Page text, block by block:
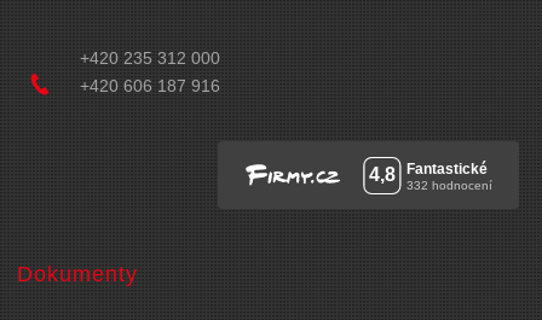
+420 235 312 000
+420 606 187 916
Dokumenty